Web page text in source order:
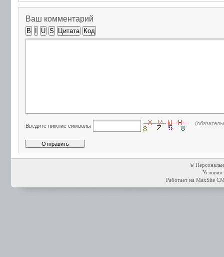
Ваш комментарий
B U S Цитата Код
Введите нижние символы
©
Условия
Работает на MaxSite